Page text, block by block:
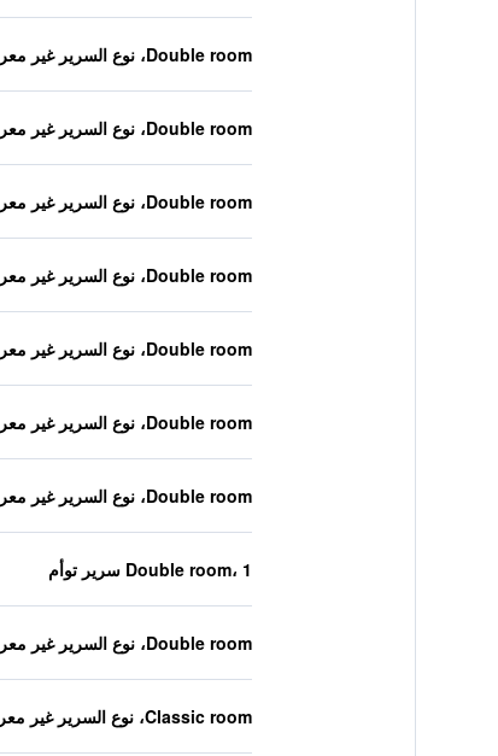
Double room، نوع السرير غير معروف
Double room، نوع السرير غير معروف
Double room، نوع السرير غير معروف
Double room، نوع السرير غير معروف
Double room، نوع السرير غير معروف
Double room، نوع السرير غير معروف
Double room، نوع السرير غير معروف
Double room، 1 سرير توأم
Double room، نوع السرير غير معروف
Classic room، نوع السرير غير معروف